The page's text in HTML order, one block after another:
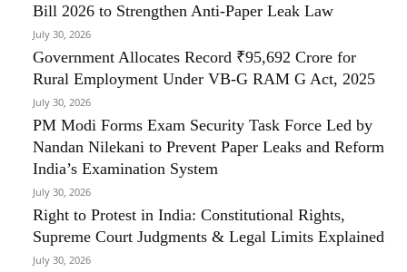
Bill 2026 to Strengthen Anti-Paper Leak Law
July 30, 2026
Government Allocates Record ₹95,692 Crore for
Rural Employment Under VB-G RAM G Act, 2025
July 30, 2026
PM Modi Forms Exam Security Task Force Led by
Nandan Nilekani to Prevent Paper Leaks and Reform
India’s Examination System
July 30, 2026
Right to Protest in India: Constitutional Rights,
Supreme Court Judgments & Legal Limits Explained
July 30, 2026